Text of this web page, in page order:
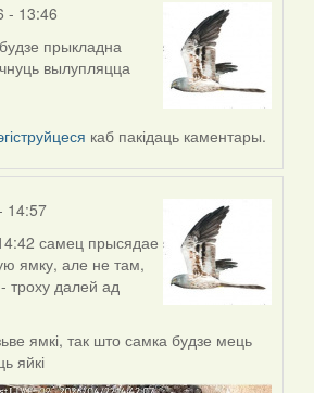
- 13:46
прыкладна
вылупляцца
каб пакідаць каментары.
14:57
самец прысядае
ямку, але не там,
троху далей ад
ямкі, так што самка будзе мець
яйкі